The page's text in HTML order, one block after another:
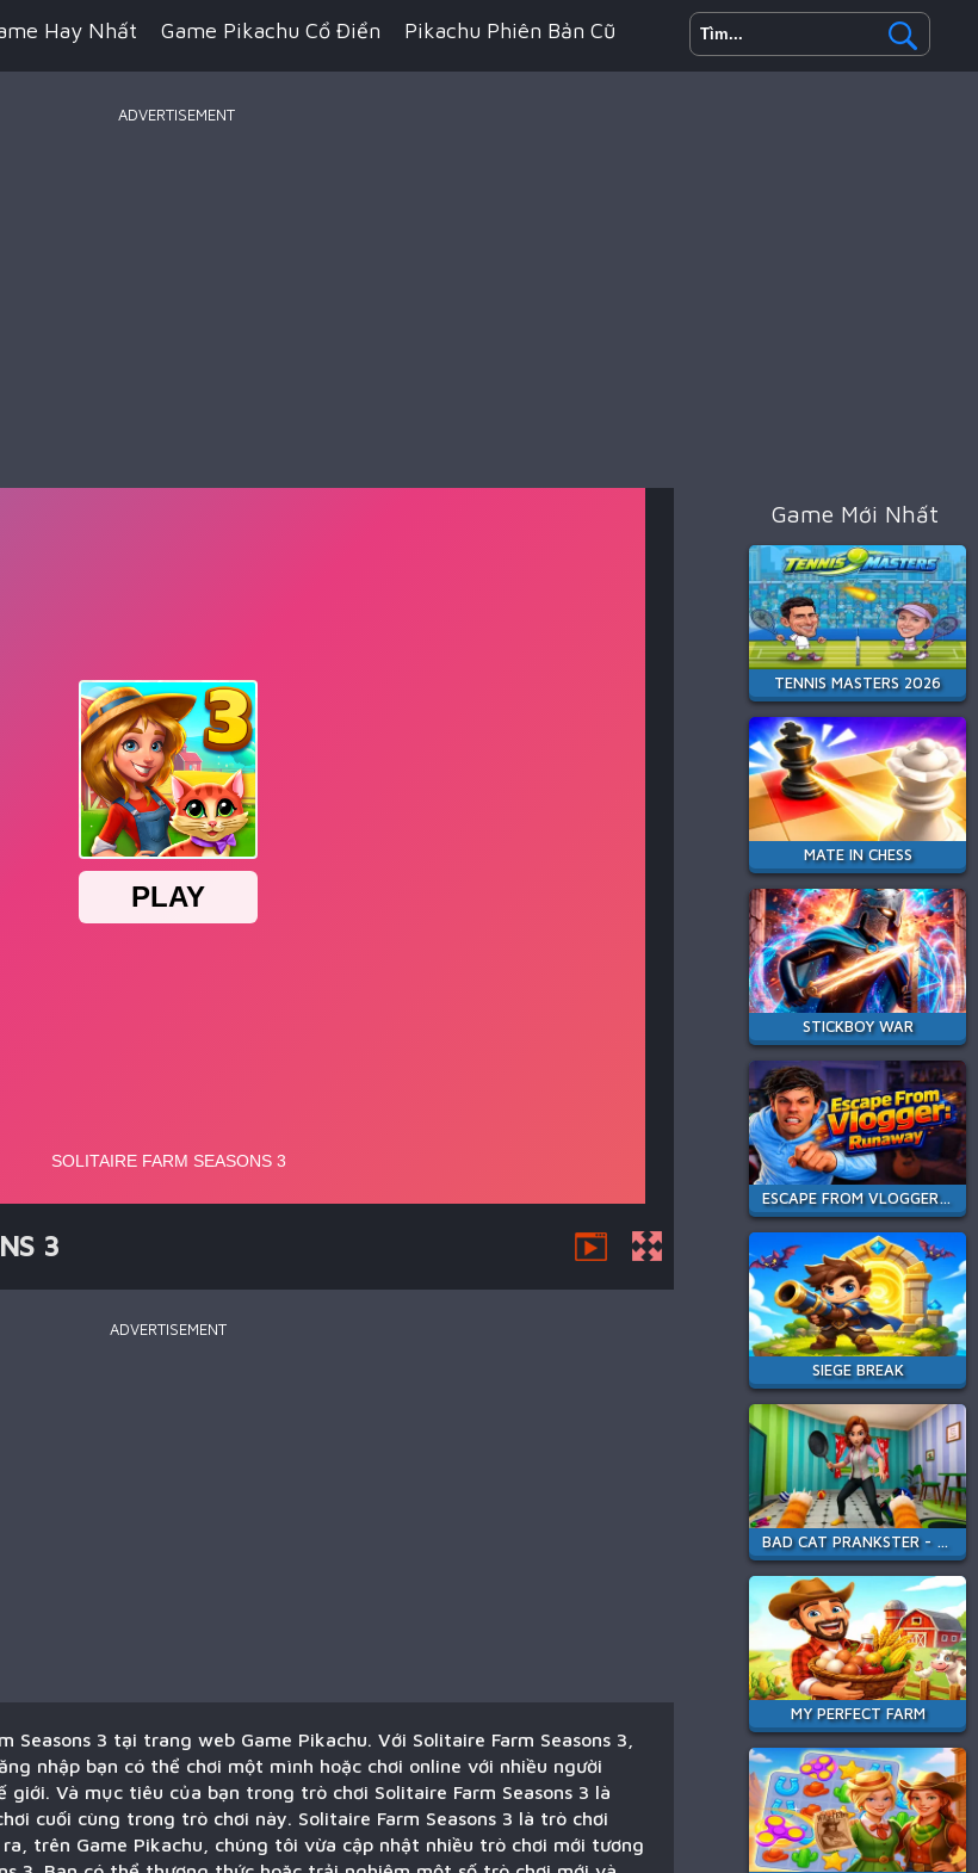
Hay Nhất Game Pikachu Cổ Điển Pikachu Phiên Bản Cũ
ADVERTISEMENT
3
ADVERTISEMENT
Seasons 3 tại trang web Game Pikachu. Với Solitaire Farm Seasons 3,
nhập bạn có thể chơi một mình hoặc chơi online với nhiều người
Và mục tiêu của bạn trong trò chơi Solitaire Farm Seasons 3 là
cuối cùng trong trò chơi này. Solitaire Farm Seasons 3 là trò chơi
trên Game Pikachu, chúng tôi vừa cập nhật nhiều trò chơi mới tương
Game Mới Nhất
TENNIS MASTERS 2026
MATE IN CHESS
STICKBOY WAR
ESCAPE FROM VLOGGER: RUNAWAY
SIEGE BREAK
BAD CAT PRANKSTER - MOM IS RETURN
MY PERFECT FARM